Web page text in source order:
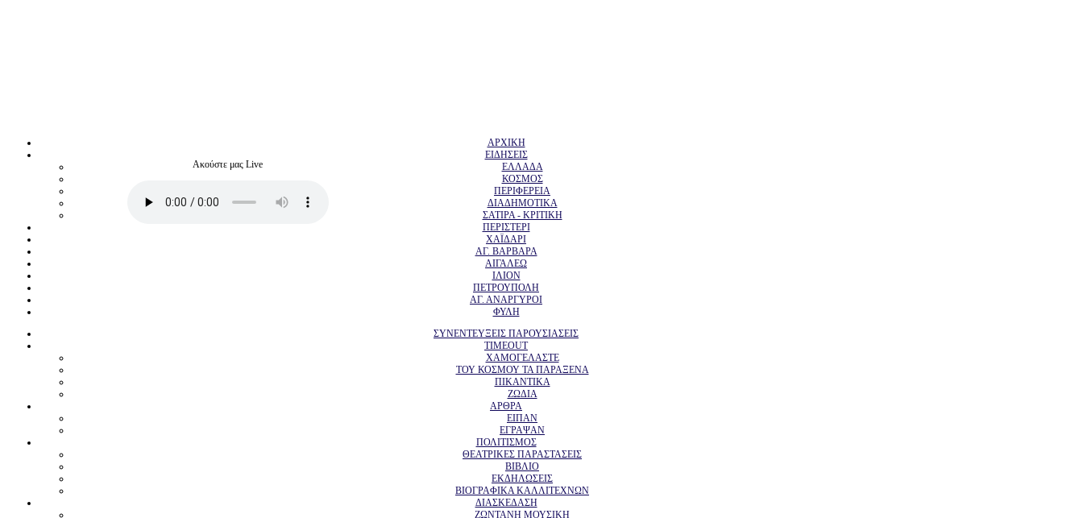
Ακούστε μας Live
ΑΡΧΙΚΗ
ΕΙΔΗΣΕΙΣ
ΕΛΛΑΔΑ
ΚΟΣΜΟΣ
ΠΕΡΙΦΕΡΕΙΑ
ΔΙΑΔΗΜΟΤΙΚΑ
ΣΑΤΙΡΑ - ΚΡΙΤΙΚΗ
ΠΕΡΙΣΤΕΡΙ
ΧΑΪΔΑΡΙ
ΑΓ. ΒΑΡΒΑΡΑ
ΑΙΓΑΛΕΩ
ΙΛΙΟΝ
ΠΕΤΡΟΥΠΟΛΗ
ΑΓ. ΑΝΑΡΓΥΡΟΙ
ΦΥΛΗ
ΣΥΝΕΝΤΕΥΞΕΙΣ ΠΑΡΟΥΣΙΑΣΕΙΣ
TIMEOUT
ΧΑΜΟΓΕΛΑΣΤΕ
ΤΟΥ ΚΟΣΜΟΥ ΤΑ ΠΑΡΑΞΕΝΑ
ΠΙΚΑΝΤΙΚΑ
ΖΩΔΙΑ
ΑΡΘΡΑ
ΕΙΠΑΝ
ΕΓΡΑΨΑΝ
ΠΟΛΙΤΙΣΜΟΣ
ΘΕΑΤΡΙΚΕΣ ΠΑΡΑΣΤΑΣΕΙΣ
ΒΙΒΛΙΟ
ΕΚΔΗΛΩΣΕΙΣ
ΒΙΟΓΡΑΦΙΚΑ ΚΑΛΛΙΤΕΧΝΩΝ
ΔΙΑΣΚΕΔΑΣΗ
ΖΩΝΤΑΝΗ ΜΟΥΣΙΚΗ